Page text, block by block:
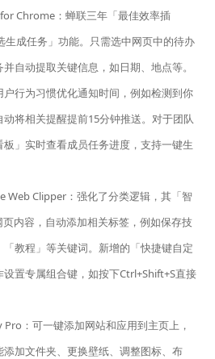
Chrome：蝉联三年「最佳效率插
生成任务」功能。只需选中网页中的待办
自动提取关键信息，如日期、地点等。
行为习惯优化通知时间，例如检测到你
将相关提醒提前15分钟推送。对于团队
」实时查看成员任务进度，支持一键生
Web Clipper：强化了分类逻辑，其「智
内容，自动添加相关标签，例如保存技
教程」等关键词。新增的「快捷键自定
置专属组合键，如按下Ctrl+Shift+S直接
：可一键添加网站和应用到主页上，
加文件夹、更换壁纸、调整图标、布